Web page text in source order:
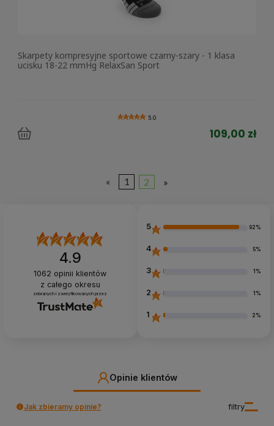
Skarpety kompresyjne sportowe czarny-szary - 1 klasa
ucisku 18-22 mmHg RelaxSan Sport
5.0
109,00 zł
« 1 2 »
4.9
1062 opinii klientów
z całego okresu
zebranych i zweryfikowanych przez
5 92%
4 5%
3 1%
2 1%
1 2%
Opinie klientów
filtry
Jak zbieramy opinie?